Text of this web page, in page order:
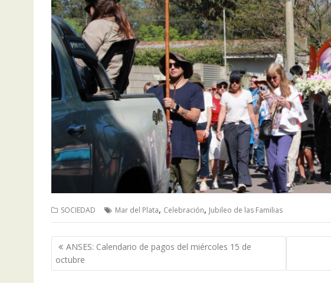
SOCIEDAD Mar del Plata, Celebración, Jubileo de las Familias
Navegación
de
entradas
ANSES: Calendario de pagos del miércoles 15 de
octubre